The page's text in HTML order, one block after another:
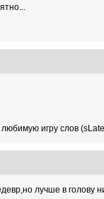
игру слов
лучше в голову